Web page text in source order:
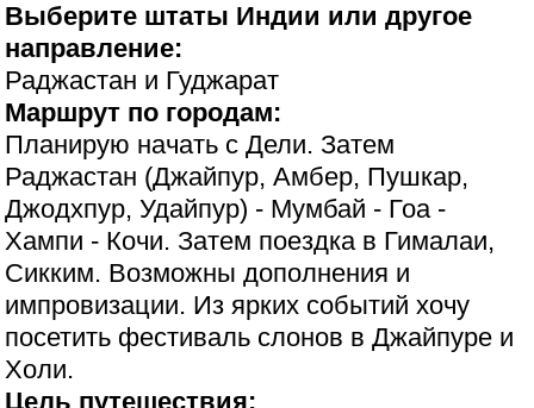
Выберите штаты Индии или другое
направление:
Раджастан и Гуджарат
Маршрут по городам:
Планирую начать с Дели. Затем
Раджастан (Джайпур, Амбер, Пушкар,
Джодхпур, Удайпур) - Мумбай - Гоа -
Хампи - Кочи. Затем поездка в Гималаи,
Сикким. Возможны дополнения и
импровизации. Из ярких событий хочу
посетить фестиваль слонов в Джайпуре и
Холи.
Цель путешествия: